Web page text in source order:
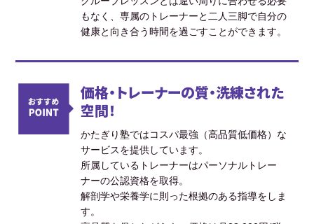
もなく、専属のトレーナーと二人三脚で自分の
健康と向き合う時間を過ごすことができます。
価格・トレーナーの質・洗練された
空間！
かたぎり塾ではコスパ最強（高品質低価格）な
サービスを提供しています。
所属しているトレーナーはパーソナルトレー
ナーの公認資格を取得。
解剖学や栄養学に則った根拠のある指導をしま
す。